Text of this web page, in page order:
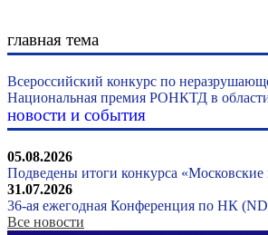
главная тема
Всероссийский конкурс по
Национальная премия РОНКТД в
новости и события
05.08.2026
Подведены итоги конкурса «Московские
31.07.2026
36-ая ежегодная Конференция по НК
Все новости